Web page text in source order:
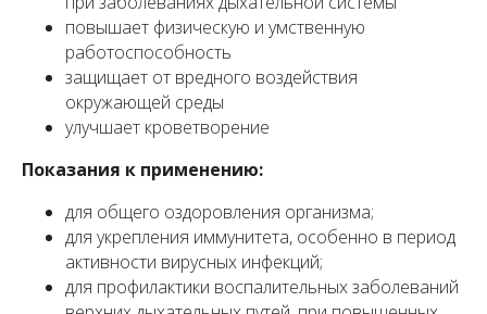
повышает физическую и умственную
работоспособность
защищает от вредного воздействия
окружающей среды
улучшает кроветворение
Показания к применению:
для общего оздоровления организма;
для укрепления иммунитета, особенно в период
активности вирусных инфекций;
для профилактики воспалительных заболеваний